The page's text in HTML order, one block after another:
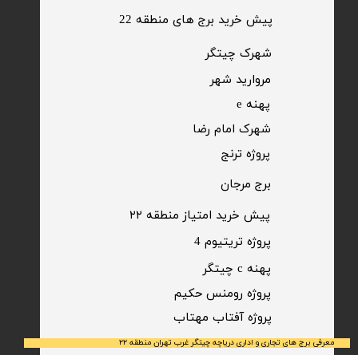
پیش خرید برج های منطقه 22
​پروژه ترنج
​شهرک چیتگر
مروارید شهر​​​​​​​
شهرک امام رضا
پهنه e
برج مرجان
معرفی برج های تجاری و اداری دریاچه چیتگر غرب تهران منطقه ۲۲
پیش خرید امتیاز منطقه ۲۲​​​​​​​
​پروژه آفتاب مهتاب
پروژه رومنس حکیم
پهنه c چیتگر
پروژه تریتیوم 4